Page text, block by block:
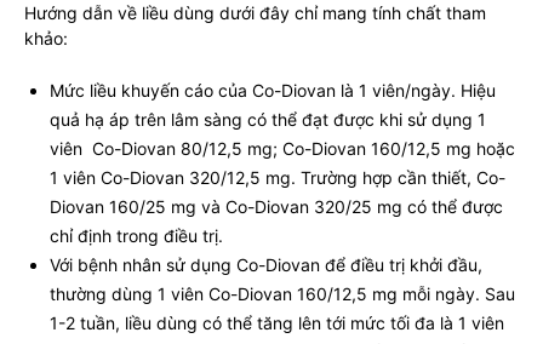
Hướng dẫn về liều dùng dưới đây chỉ mang tính chất tham
khảo:
Mức liều khuyến cáo của Co-Diovan là 1 viên/ngày. Hiệu
quả hạ áp trên lâm sàng có thể đạt được khi sử dụng 1
viên Co-Diovan 80/12,5 mg; Co-Diovan 160/12,5 mg hoặc
1 viên Co-Diovan 320/12,5 mg. Trường hợp cần thiết, Co-
Diovan 160/25 mg và Co-Diovan 320/25 mg có thể được
chỉ định trong điều trị.
Với bệnh nhân sử dụng Co-Diovan để điều trị khởi đầu,
thường dùng 1 viên Co-Diovan 160/12,5 mg mỗi ngày. Sau
1-2 tuần, liều dùng có thể tăng lên tới mức tối đa là 1 viên